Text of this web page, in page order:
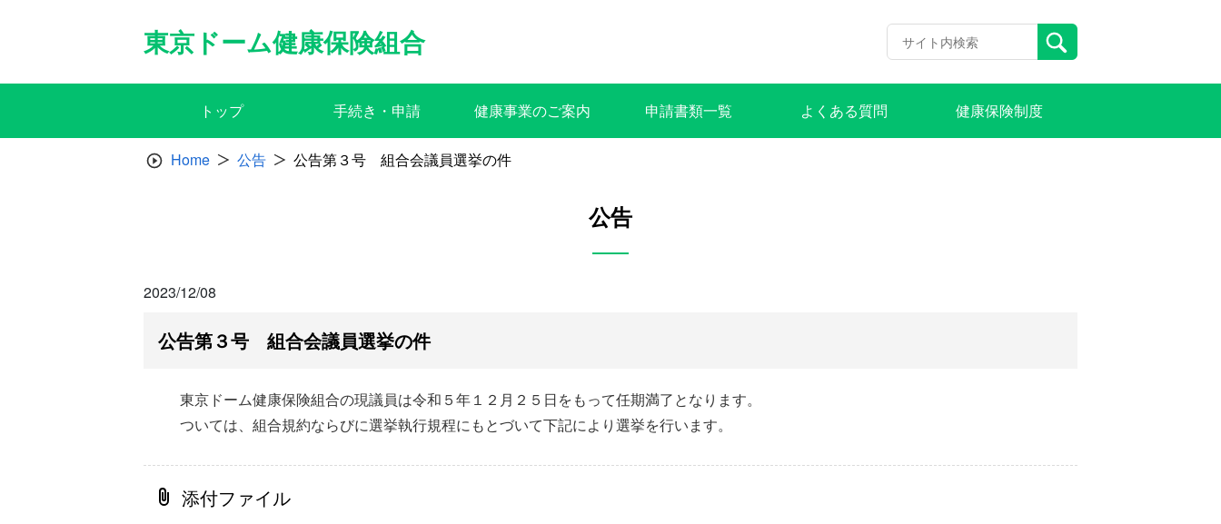
東京ドーム健康保険組合
トップ 手続き・申請 健康事業のご案内 申請書類一覧 よくある質問 健康保険制度
Home 公告 公告第３号 組合会議員選挙の件
公告
2023/12/08
公告第３号 組合会議員選挙の件
東京ドーム健康保険組合の現議員は令和５年１２月２５日をもって任期満了となります。
ついては、組合規約ならびに選挙執行規程にもとづいて下記により選挙を行います。
添付ファイル